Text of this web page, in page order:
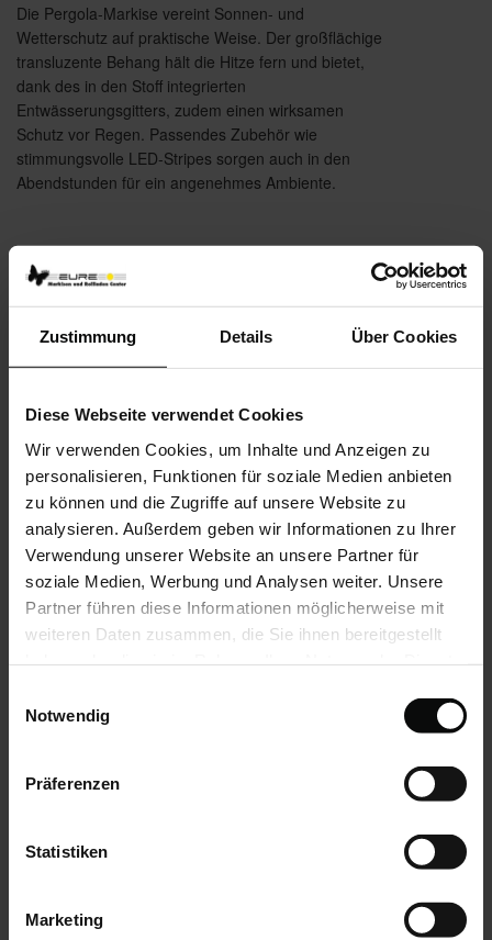
Zustimmung Details Über Cookies
Diese Webseite verwendet Cookies
Wir verwenden Cookies, um Inhalte und Anzeigen zu
personalisieren, Funktionen für soziale Medien anbieten
zu können und die Zugriffe auf unsere Website zu
analysieren. Außerdem geben wir Informationen zu Ihrer
Verwendung unserer Website an unsere Partner für
soziale Medien, Werbung und Analysen weiter. Unsere
Partner führen diese Informationen möglicherweise mit
weiteren Daten zusammen, die Sie ihnen bereitgestellt
Notwendig
Präferenzen
Statistiken
Marketing
Die Pergola-Markise vereint Sonnen- und
Wetterschutz auf praktische Weise. Der großflächige
transluzente Behang hält die Hitze fern und bietet,
dank des in den Stoff integrierten
Entwässerungsgitters, zudem einen wirksamen
Schutz vor Regen. Passendes Zubehör wie
stimmungsvolle LED-Stripes sorgen auch in den
Abendstunden für ein angenehmes Ambiente.
Brillant extras
Integrierte LED-Stripes
Heizstrahler
LED-Stripe Lichtschiene
WMS Sender
Terrassengestell
more information about Ausstattungsextras
Perea Pergola-Markisen
Farben & Stoffe
more information
You might also be interested in